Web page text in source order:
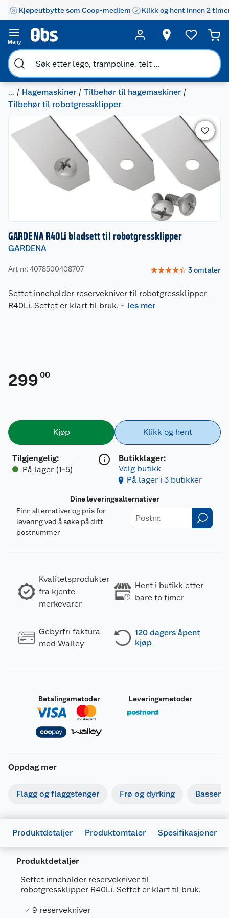
Kjøpeutbytte som Coop-medlem Klikk og hent innen 2
Meny
... Hagemaskiner
Tilbehør til hagemaskiner
Tilbehør til robotgressklipper
GARDENA R40Li bladsett til robotgressklipper
GARDENA
Art nr: 4078500408707 ☆☆☆☆☆ 3omtaler
Settet inneholder reservekniver til robotgressklipper
R40Li. Settet er klart til bruk. - les mer
299 00
Kjøp
Tilgjengelig:
På lager (1-5)
Klikk og hent
Butikklager:
Velg butikk
På lager i 3 butikker
Dine leveringsalternativer
Finn alternativer og pris for
levering ved å søke på ditt
postnummer
Kvalitetsprodukter
fra kjente
merkevarer
Hent i butikk etter
bare to timer
Gebyrfri faktura
med Walley
120 dagers åpent
kjøp
Betalingsmetoder Leveringsmetoder
Oppdag mer
Flagg og flaggstenger Frø og dyrking Basseng
Produktdetaljer Produktomtaler Spesifikasjoner
Produktdetaljer
Settet inneholder reservekniver til
robotgressklipper R40Li. Settet er klart til bruk.
9 reservekniver
Generelt